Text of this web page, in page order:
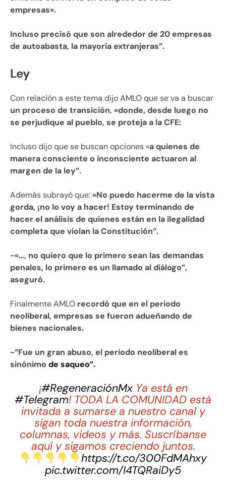
empresas».
Incluso precisó que son alrededor de 20 empresas
de autoabasta, la mayoría extranjeras”.
Ley
Con relación a este tema dijo AMLO que se va a buscar
un proceso de transición, «donde, desde luego no
se perjudique al pueblo, se proteja a la CFE:
Incluso dijo que se buscan opciones «a quienes de
manera consciente o inconsciente actuaron al
margen de la ley”.
Además subrayó que:«No puedo hacerme de la vista
gorda, ¡no lo voy a hacer! Estoy terminando de
hacer el análisis de quienes están en la ilegalidad
completa que violan la Constitución”.
-«…, no quiero que lo primero sean las demandas
penales, lo primero es un llamado al diálogo”,
aseguró.
Finalmente AMLO recordó que en el periodo
neoliberal, empresas se fueron adueñando de
bienes nacionales.
-“Fue un gran abuso, el periodo neoliberal es
sinónimo de saqueo”.
¡#RegeneraciónMxYa está en
#Telegram! TODA LA COMUNIDAD está
invitada a sumarse a nuestro canal y
sigan toda nuestra información,
columnas, videos y más. Suscríbanse
aquí y sigamos creciendo juntos.
https://t.co/300FdMAhxy
pic.twitter.com/I4TQRaiDy5